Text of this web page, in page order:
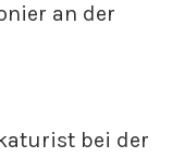
an der
bei der